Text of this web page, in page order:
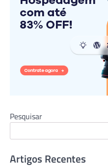
Pesquisar
Artigos Recentes